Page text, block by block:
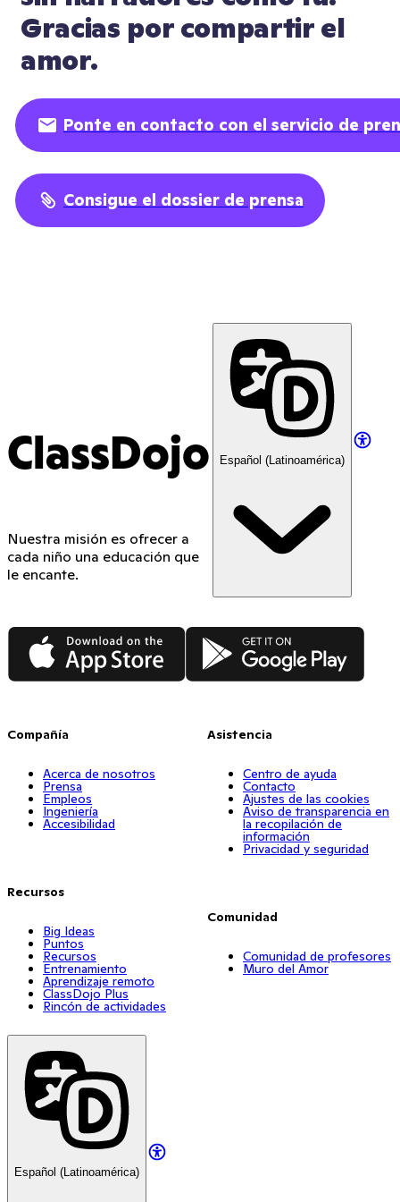
Gracias por compartir el
amor.
Ponte en contacto con el servicio de
Consigue el dossier de prensa
ClassDojo
Nuestra misión es ofrecer a
cada niño una educación que
le encante.
Español (Latinoamérica)
App Store Google Play
Compañía
Acerca de nosotros
Prensa
Empleos
Ingeniería
Accesibilidad
Recursos
Big Ideas
Puntos
Recursos
Entrenamiento
Aprendizaje remoto
ClassDojo Plus
Rincón de actividades
Asistencia
Centro de ayuda
Contacto
Ajustes de las cookies
Aviso de transparencia en
la recopilación de
información
Privacidad y seguridad
Comunidad
Comunidad de profesores
Muro del Amor
Español (Latinoamérica)